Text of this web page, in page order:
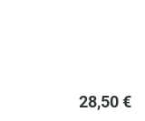
28,50 €